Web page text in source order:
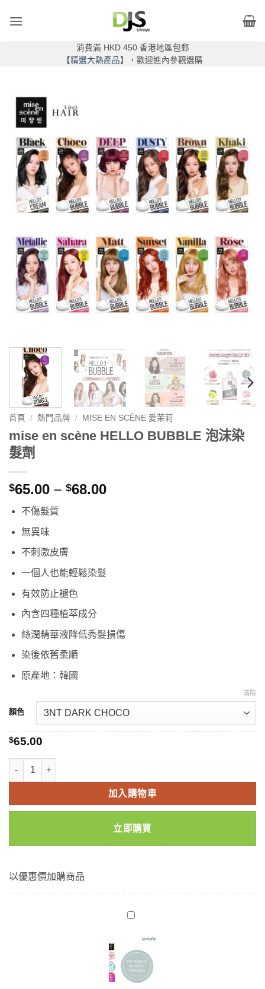
消費滿 HKD 450 香港地區包郵
【精選大熱產品】
，歡迎進內參觀選購
首頁 / 熱門品牌 / MISE EN SCÈNE 愛茉莉
mise en scène HELLO BUBBLE 泡沫染
髮劑
$65.00 – $68.00價
不傷髮質
無異味
不刺激皮膚
一個人也能輕鬆染髮
有效防止褪色
內含四種植萃成分
絲潤精華液降低秀髮損傷
染後依舊柔順
原產地：韓國
顏色
清除
$65.00
mise en scène HELLO BUBBLE 泡沫染髮劑 數量
加入購物車
立即購買
以優惠價加購商品